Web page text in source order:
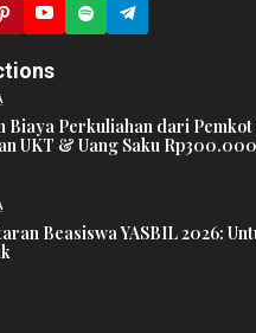
Biaya Perkuliahan dari Pemkot
UKT & Uang Saku
Beasiswa YASBIL 2026: